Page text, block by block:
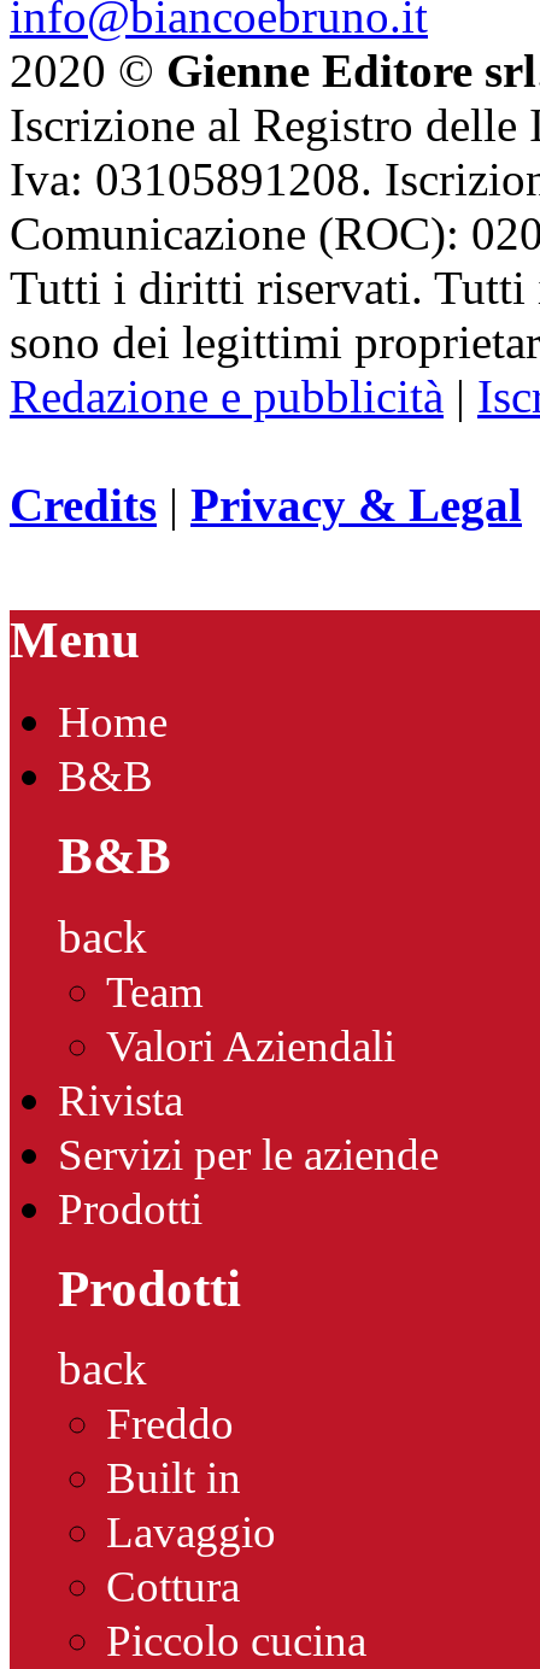
info@biancoebruno.it
2020 © Gienne Editore srl
Iscrizione al Registro delle
Iva: 03105891208.
Comunicazione (ROC):
Tutti i diritti riservati. Tutti
sono dei legittimi
Redazione e pubblicità |
Credits | Privacy & Legal
Menu
Home
B&B
B&B
back
Team
Valori Aziendali
Rivista
Servizi per le aziende
Prodotti
Prodotti
back
Freddo
Built in
Lavaggio
Cottura
Piccolo cucina